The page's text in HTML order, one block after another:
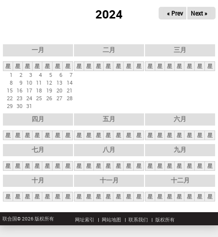
2024 « Prev Next »
一月
星 星 星 星 星 星
星
1
2 3 4 5 6
7
8
9 10 11 12 13
14
15 16 17 18 19 20 21
22 23 24 25 26 27 28
29 30 31
二月
星 星 星 星 星 星 星
三月
星 星 星 星 星 星 星
四月
星 星 星 星 星 星 星
五月
星 星 星 星 星 星 星
六月
星 星 星 星 星 星 星
七月
星 星 星 星 星 星 星
八月
星 星 星 星 星 星 星
九月
星 星 星 星 星 星 星
十月
星 星 星 星 星 星 星
十一月
星 星 星 星 星 星 星
十二月
星 星 星 星 星 星 星
联合国© 2026 版权所有 网址索引 网站地图 联系我们 版权所有